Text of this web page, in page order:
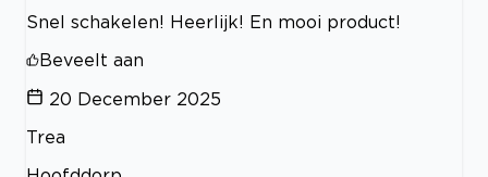
Snel schakelen! Heerlijk! En mooi product!
Beveelt aan
20 December 2025
Trea